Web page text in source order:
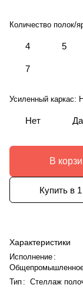
Количество полок/
4 5
7
Усиленный каркас:
Нет Да
В
Купить в
Характеристики
Исполнение :
Тип : Стеллаж